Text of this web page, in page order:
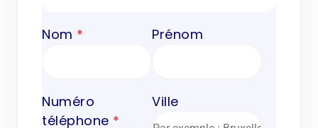
Nom * Prénom
Numéro
téléphone *
Ville